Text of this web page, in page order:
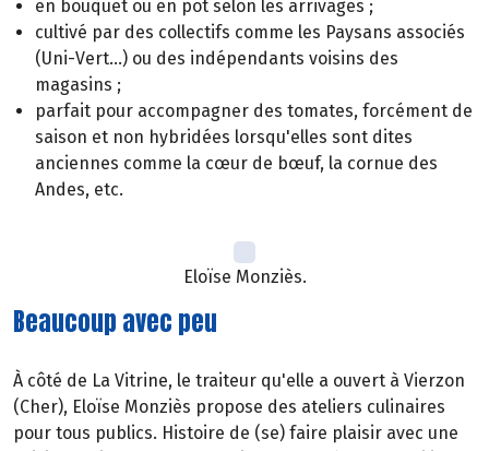
en bouquet ou en pot selon les arrivages ;
cultivé par des collectifs comme les Paysans associés
(Uni-Vert...) ou des indépendants voisins des
magasins ;
parfait pour accompagner des tomates, forcément de
saison et non hybridées lorsqu'elles sont dites
anciennes comme la cœur de bœuf, la cornue des
Andes, etc.
Eloïse Monziès.
Beaucoup avec peu
À côté de La Vitrine, le traiteur qu'elle a ouvert à Vierzon
(Cher), Eloïse Monziès propose des ateliers culinaires
pour tous publics. Histoire de (se) faire plaisir avec une